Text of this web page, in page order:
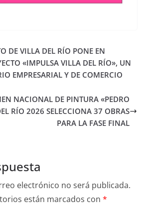
DE VILLA DEL RÍO PONE EN
«IMPULSA VILLA DEL RÍO», UN
EMPRESARIAL Y DE COMERCIO
NACIONAL DE PINTURA «PEDRO
RÍO 2026 SELECCIONA 37 OBRAS
PARA LA FASE FINAL
electrónico no será publicada.
están marcados con *